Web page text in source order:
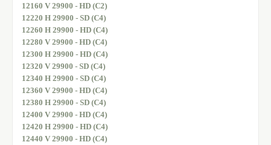
12160 V 29900 - HD (C2)
12220 H 29900 - SD (C4)
12260 H 29900 - HD (C4)
12280 V 29900 - HD (C4)
12300 H 29900 - HD (C4)
12320 V 29900 - SD (C4)
12340 H 29900 - SD (C4)
12360 V 29900 - HD (C4)
12380 H 29900 - SD (C4)
12400 V 29900 - HD (C4)
12420 H 29900 - HD (C4)
12440 V 29900 - HD (C4)